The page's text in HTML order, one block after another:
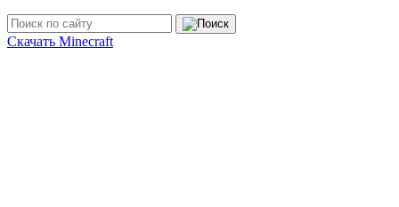
Скачать Minecraft